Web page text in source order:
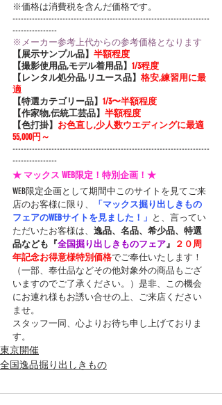
※価格は消費税を含んだ価格です。
-----------------------------------------------------------------------
----------------
※メーカー参考上代からの参考価格となります
【展示サンプル品】 半額程度
【撮影使用品,モデル着用品】 1/3程度
【レンタル処分品,リユース品】 格安,練習用に最
適
【特選カテゴリー品】 1/3〜半額程度
【作家物,伝統工芸品】 半額程度
【色打掛】 お色直し,少人数ウエディングに最適
55,000円～
-----------------------------------------------------------------------
----------------
★ マックス WEB限定！特別企画！★
WEB限定企画として期間中このサイトを見てご来
店のお客様に限り、
「マックス掘り出しきもの
フェアのWEBサイトを見ました！」 と、言ってい
ただいたお客様は、 逸品、名品、希少品、特選
品なども『全国掘り出しきものフェア 』
２０周
年記念お得意様特別価格でご奉仕いたします！
（一部、奉仕品などその他対象外の商品もござ
いますのでご了承ください。）是非、この機会
にお連れ様もお誘い合せの上、ご来店ください
ませ。
スタッフ一同、心よりお待ち申し上げておりま
す。
東京開催
全国逸品掘り出しきもの